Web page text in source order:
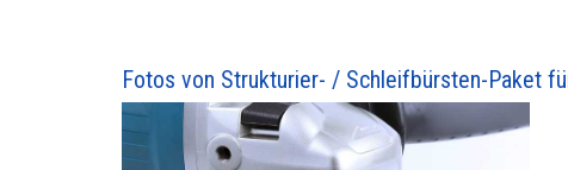
Fotos von Strukturier- / Schleifbürsten-Paket